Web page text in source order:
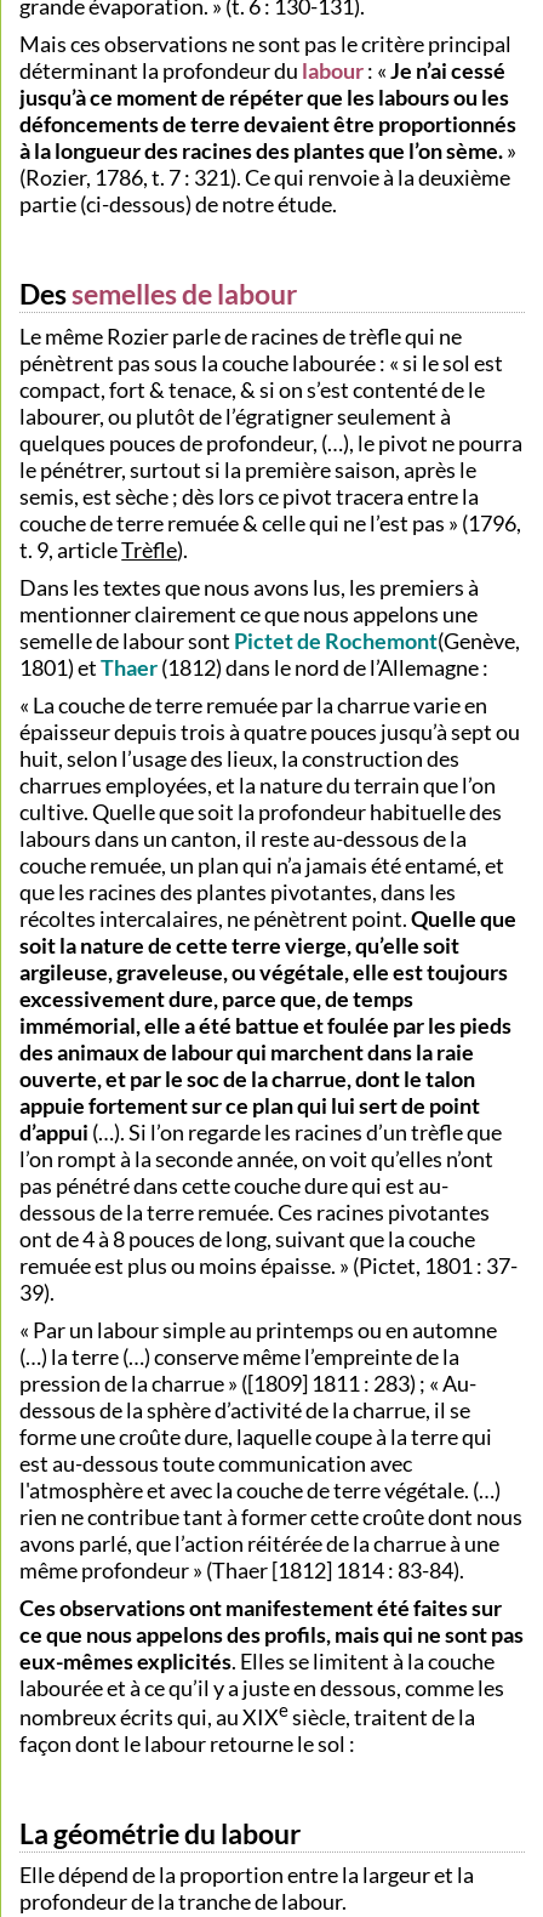
grande évaporation. » (t. 6 : 130-131).
Mais ces observations ne sont pas le critère principal
déterminant la profondeur du labour: «Je n’ai cessé
jusqu’à ce moment de répéter que les labours ou les
défoncements de terre devaient être proportionnés
à la longueur des racines des plantes que l’on sème.»
(Rozier, 1786, t. 7 : 321). Ce qui renvoie à la deuxième
partie (ci-dessous) de notre étude.
Dessemelles de labour
Le même Rozier parle de racines de trèfle qui ne
pénètrent pas sous la couche labourée : « si le sol est
compact, fort & tenace, & si on s’est contenté de le
labourer, ou plutôt de l’égratigner seulement à
quelques pouces de profondeur, (…), le pivot ne pourra
le pénétrer, surtout si la première saison, après le
semis, est sèche ; dès lors ce pivot tracera entre la
couche de terre remuée & celle qui ne l’est pas » (1796,
t. 9, articleTrèfle).
Dans les textes que nous avons lus, les premiers à
mentionner clairement ce que nous appelons une
semelle de labour sont Pictet de Rochemont(Genève,
1801) etThaer(1812) dans le nord de l’Allemagne :
« La couche de terre remuée par la charrue varie en
épaisseur depuis trois à quatre pouces jusqu’à sept ou
huit, selon l’usage des lieux, la construction des
charrues employées, et la nature du terrain que l’on
cultive. Quelle que soit la profondeur habituelle des
labours dans un canton, il reste au-dessous de la
couche remuée, un plan qui n’a jamais été entamé, et
que les racines des plantes pivotantes, dans les
récoltes intercalaires, ne pénètrent point.Quelle que
soit la nature de cette terre vierge, qu’elle soit
argileuse, graveleuse, ou végétale, elle est toujours
excessivement dure, parce que, de temps
immémorial, elle a été battue et foulée par les pieds
des animaux de labour qui marchent dans la raie
ouverte, et par le soc de la charrue, dont le talon
appuie fortement sur ce plan qui lui sert de point
d’appui (…). Si l’on regarde les racines d’un trèfle que
l’on rompt à la seconde année, on voit qu’elles n’ont
pas pénétré dans cette couche dure qui est au-
dessous de la terre remuée. Ces racines pivotantes
ont de 4 à 8 pouces de long, suivant que la couche
remuée est plus ou moins épaisse. » (Pictet, 1801 : 37-
39).
« Par un labour simple au printemps ou en automne
(…) la terre (…) conserve même l’empreinte de la
pression de la charrue » ([1809] 1811 : 283) ; « Au-
dessous de la sphère d’activité de la charrue, il se
forme une croûte dure, laquelle coupe à la terre qui
est au-dessous toute communication avec
l'atmosphère et avec la couche de terre végétale. (…)
rien ne contribue tant à former cette croûte dont nous
avons parlé, que l’action réitérée de la charrue à une
même profondeur » (Thaer [1812] 1814 : 83-84).
Ces observations ont manifestement été faites sur
ce que nous appelons des profils, mais qui ne sont pas
eux-mêmes explicités. Elles se limitent à la couche
labourée et à ce qu’il y a juste en dessous, comme les
nombreux écrits qui, au XIXesiècle, traitent de la
façon dont le labour retourne le sol :
La géométrie du labour
Elle dépend de la proportion entre la largeur et la
profondeur de la tranche de labour.